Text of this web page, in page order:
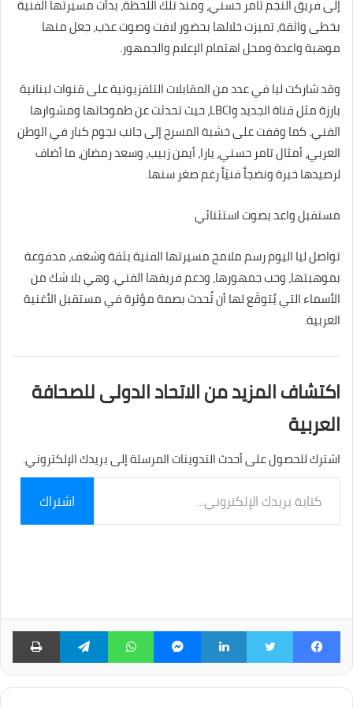
إلى فريق النجم تامر حسني، ومنذ تلك اللحظة، بدأت مسيرتها الفنية
بخطى واثقة، تميزت خلالها بحضور لافت وصوت عذب، جعل منها
موهبة واعدة ومحل اهتمام الإعلام والجمهور.
وقد شاركت ليا في عدد من المقابلات التلفزيونية على قنوات لبنانية
بارزة مثل قناة الجديد وLBCI، حيث تحدثت عن طموحاتها ومشوارها
الفني. كما وقفت على خشبة المسرح إلى جانب نجوم كبار في الوطن
العربي، أمثال تامر حسني، يارا، أيمن زبيب، وسعد رمضان، ما أضاف
لرصيدها خبرة ونضجاً فنيّاً رغم صغر سنها.
مستقبل واعد بصوت استثنائي
تواصل ليا اليوم رسم ملامح مسيرتها الفنية بثقة وشغف، مدفوعة
بموهبتها، وحب جمهورها، ودعم فريقها الفني. وهي بلا شك من
الأسماء التي يُتوقّع لها أن تُحدث بصمة مؤثرة في مستقبل الأغنية
العربية.
اكتشاف المزيد من الاتحاد الدولى للصحافة
العربية
اشترك للحصول على أحدث التدوينات المرسلة إلى بريدك الإلكتروني.
بريدك
الإلكتروني...
اشتراك
فيسبوك لينكدإن ماسنجر واتساب تيلقرام